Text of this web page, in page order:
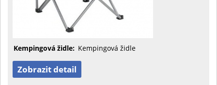
Kempingová židle: Kempingová židle
Zobrazit detail